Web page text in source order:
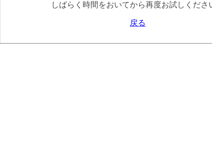
しばらく時間をおいてから再度お試しくださ
戻る